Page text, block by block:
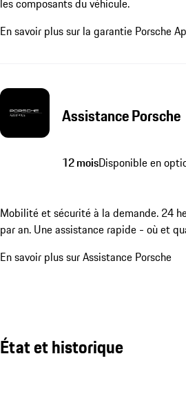
En savoir plus sur la garantie Porsche
Assistance Porsche
12 moisDisponible en
Mobilité et sécurité à la demande. 24
par an. Une assistance rapide - où et
En savoir plus sur Assistance Porsche
État et historique